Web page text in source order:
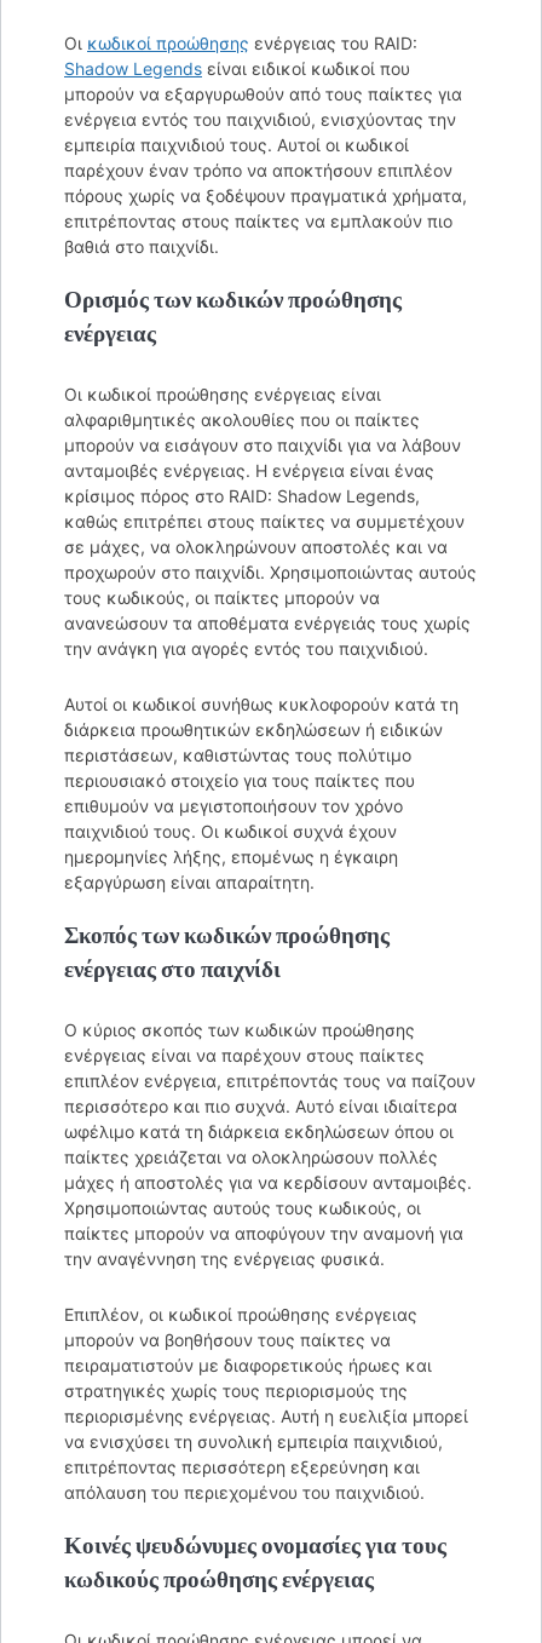
Οι κωδικοί προώθησης ενέργειας του RAID:
Shadow Legends είναι ειδικοί κωδικοί που
μπορούν να εξαργυρωθούν από τους παίκτες για
ενέργεια εντός του παιχνιδιού, ενισχύοντας την
εμπειρία παιχνιδιού τους. Αυτοί οι κωδικοί
παρέχουν έναν τρόπο να αποκτήσουν επιπλέον
πόρους χωρίς να ξοδέψουν πραγματικά χρήματα,
επιτρέποντας στους παίκτες να εμπλακούν πιο
βαθιά στο παιχνίδι.
Ορισμός των κωδικών προώθησης
ενέργειας
Οι κωδικοί προώθησης ενέργειας είναι
αλφαριθμητικές ακολουθίες που οι παίκτες
μπορούν να εισάγουν στο παιχνίδι για να λάβουν
ανταμοιβές ενέργειας. Η ενέργεια είναι ένας
κρίσιμος πόρος στο RAID: Shadow Legends,
καθώς επιτρέπει στους παίκτες να συμμετέχουν
σε μάχες, να ολοκληρώνουν αποστολές και να
προχωρούν στο παιχνίδι. Χρησιμοποιώντας αυτούς
τους κωδικούς, οι παίκτες μπορούν να
ανανεώσουν τα αποθέματα ενέργειάς τους χωρίς
την ανάγκη για αγορές εντός του παιχνιδιού.
Αυτοί οι κωδικοί συνήθως κυκλοφορούν κατά τη
διάρκεια προωθητικών εκδηλώσεων ή ειδικών
περιστάσεων, καθιστώντας τους πολύτιμο
περιουσιακό στοιχείο για τους παίκτες που
επιθυμούν να μεγιστοποιήσουν τον χρόνο
παιχνιδιού τους. Οι κωδικοί συχνά έχουν
ημερομηνίες λήξης, επομένως η έγκαιρη
εξαργύρωση είναι απαραίτητη.
Σκοπός των κωδικών προώθησης
ενέργειας στο παιχνίδι
Ο κύριος σκοπός των κωδικών προώθησης
ενέργειας είναι να παρέχουν στους παίκτες
επιπλέον ενέργεια, επιτρέποντάς τους να παίζουν
περισσότερο και πιο συχνά. Αυτό είναι ιδιαίτερα
ωφέλιμο κατά τη διάρκεια εκδηλώσεων όπου οι
παίκτες χρειάζεται να ολοκληρώσουν πολλές
μάχες ή αποστολές για να κερδίσουν ανταμοιβές.
Χρησιμοποιώντας αυτούς τους κωδικούς, οι
παίκτες μπορούν να αποφύγουν την αναμονή για
την αναγέννηση της ενέργειας φυσικά.
Επιπλέον, οι κωδικοί προώθησης ενέργειας
μπορούν να βοηθήσουν τους παίκτες να
πειραματιστούν με διαφορετικούς ήρωες και
στρατηγικές χωρίς τους περιορισμούς της
περιορισμένης ενέργειας. Αυτή η ευελιξία μπορεί
να ενισχύσει τη συνολική εμπειρία παιχνιδιού,
επιτρέποντας περισσότερη εξερεύνηση και
απόλαυση του περιεχομένου του παιχνιδιού.
Κοινές ψευδώνυμες ονομασίες για τους
κωδικούς προώθησης ενέργειας